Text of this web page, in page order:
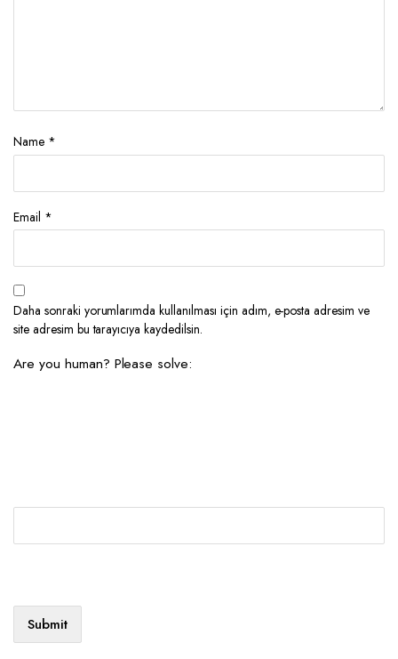
Name *
Email *
Daha sonraki yorumlarımda kullanılması için adım, e-posta adresim ve
site adresim bu tarayıcıya kaydedilsin.
Are you human? Please solve: